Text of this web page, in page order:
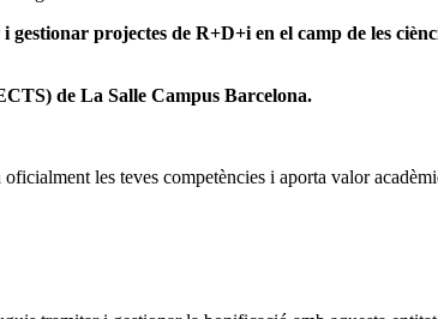
projectes de R+D+i en el camp de les
de La Salle Campus Barcelona.
les teves competències i aporta valor